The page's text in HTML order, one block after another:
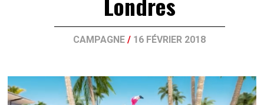
CAMPAGNE / 16 FÉVRIER 2018